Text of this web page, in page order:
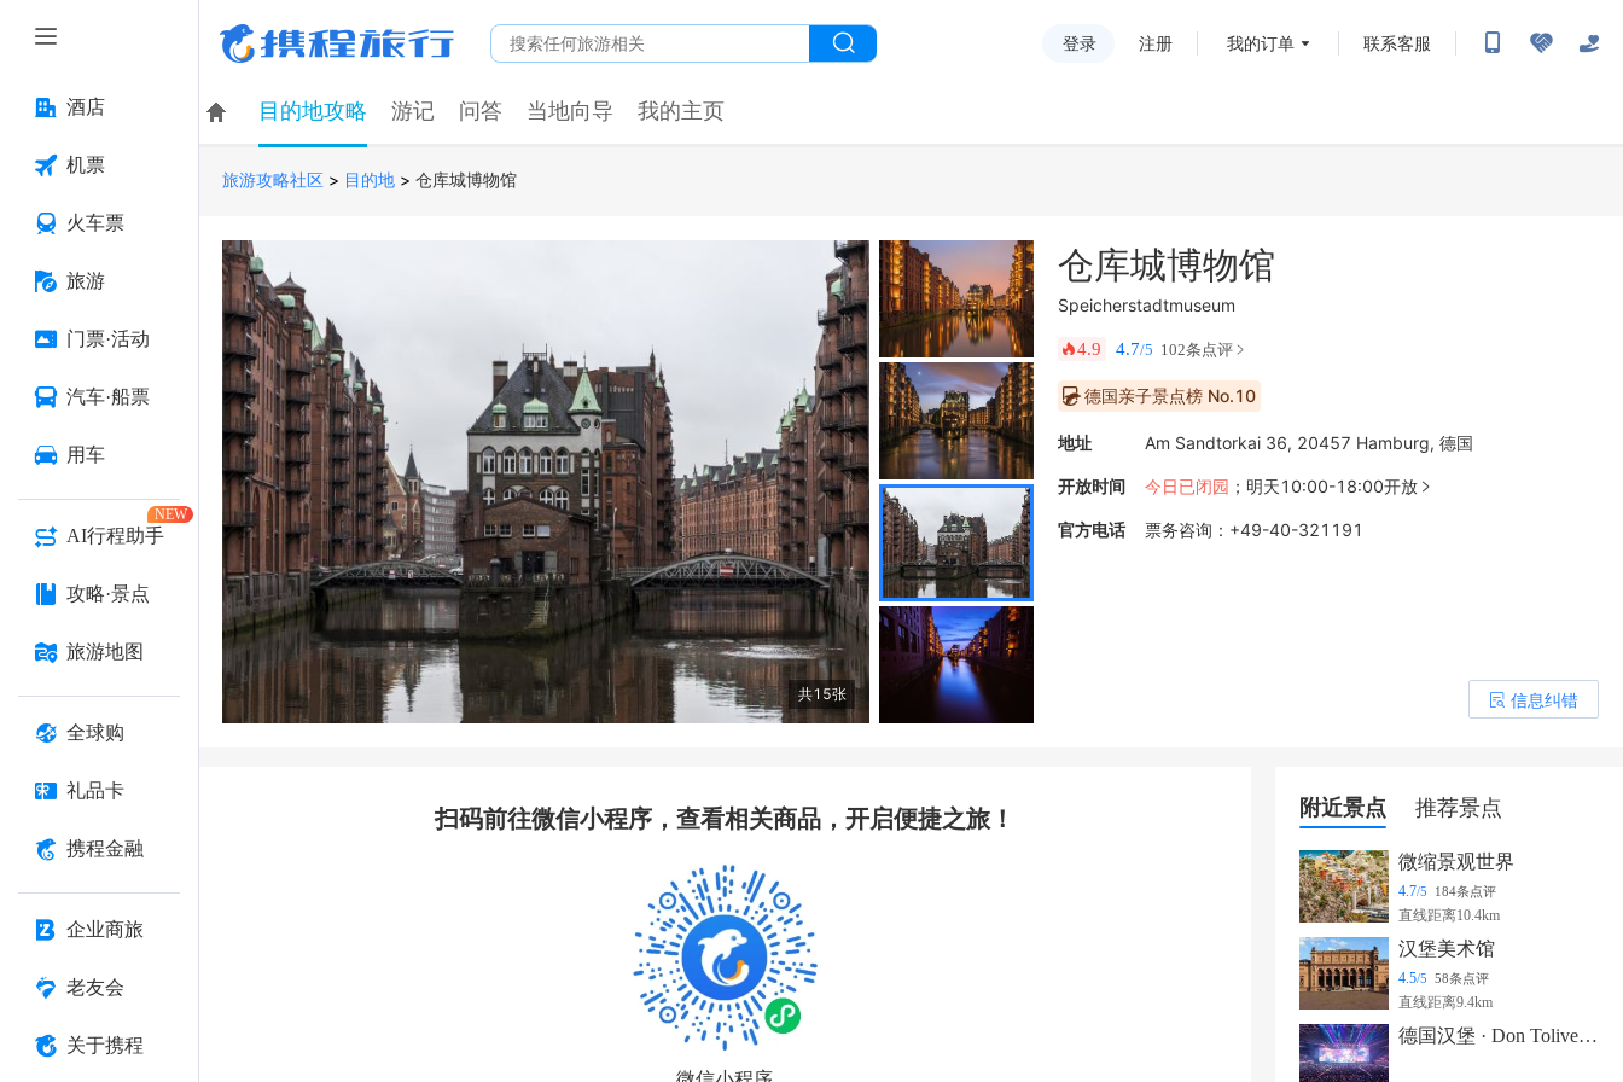
酒店
机票
火车票
旅游
门票·活动
汽车·船票
用车
AI行程助手
NEW
攻略·景点
旅游地图
全球购
礼品卡
携程金融
企业商旅
老友会
关于携程
登录 注册 我的订单 联系客服
目的地攻略 游记 问答 当地向导 我的主页
旅游攻略社区 > 目的地 > 仓库城博物馆
共15张
仓库城博物馆
Speicherstadtmuseum
󰺂4.9 4.7/5 102条点评
󰥫德国亲子景点榜 No.10
地址 Am Sandtorkai 36, 20457 Hamburg, 德国
开放时间 今日已闭园 ； 明天10:00-18:00开放 
官方电话 票务咨询 ： +49-40-321191
󰎒 信息纠错
扫码前往微信小程序，查看相关商品，开启便捷之旅！ 附近景点 推荐景点
微缩景观世界
4.7/5 184条点评
直线距离10.4km
汉堡美术馆
4.5/5 58条点评
直线距离9.4km
德国汉堡 · Don Toliver《NITROUS》巡演